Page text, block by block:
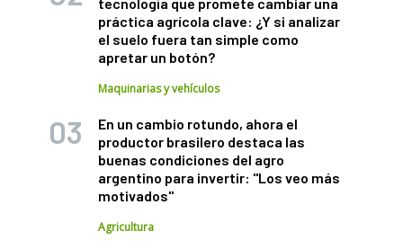
práctica agrícola clave: ¿Y si analizar
el suelo fuera tan simple como
apretar un botón?
Maquinarias y vehículos
En un cambio rotundo, ahora el
productor brasilero destaca las
buenas condiciones del agro
argentino para invertir: "Los veo más
motivados"
Agricultura